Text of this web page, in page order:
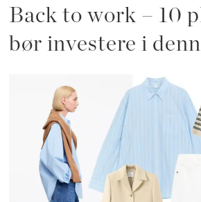
Back to work – 10
bør investere i